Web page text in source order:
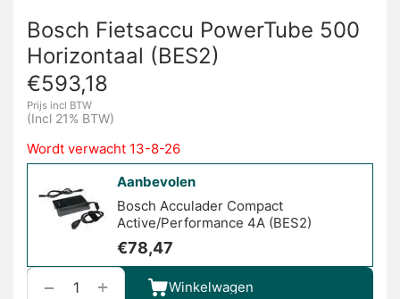
Bosch Fietsaccu PowerTube 500
Horizontaal (BES2)
€593,18
Prijs incl BTW
(Incl 21% BTW)
Wordt verwacht 13-8-26
Aanbevolen
Bosch Acculader Compact
Active/Performance 4A (BES2)
€78,47
+
− Winkelwagen